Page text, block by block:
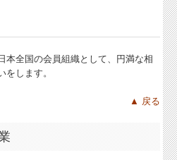
本全国の会員組織として、円満な相
します。
▲ 戻る